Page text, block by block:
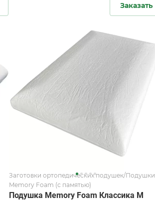
Заказать
Заготовки ортопедических подушек/Подушки
Memory Foam (с памятью)
Подушка Memory Foam Классика M